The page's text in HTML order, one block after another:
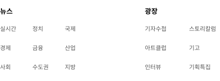
뉴스
실시간 정치 국제
경제 금융 산업
사회 수도권 지방
광장
기자수첩 스토리칼럼
아트클럽 기고
인터뷰 기획특집